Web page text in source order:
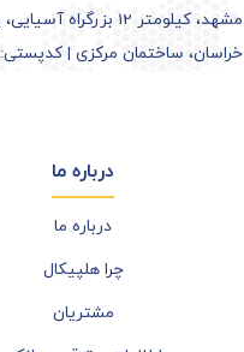
مشهد، کیلومتر 12
خراسان، ساختمان مرکزی | کدپستی: 9185170553
درباره ما
درباره ما
چرا هلپیکال
مشتریان